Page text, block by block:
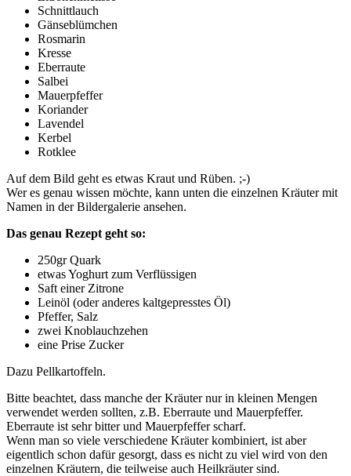
Schnittlauch
Gänseblümchen
Rosmarin
Kresse
Eberraute
Salbei
Mauerpfeffer
Koriander
Lavendel
Kerbel
Rotklee
Auf dem Bild geht es etwas Kraut und Rüben. ;-)
Wer es genau wissen möchte, kann unten die einzelnen Kräuter mit
Namen in der Bildergalerie ansehen.
Das genau Rezept geht so:
250gr Quark
etwas Yoghurt zum Verflüssigen
Saft einer Zitrone
Leinöl (oder anderes kaltgepresstes Öl)
Pfeffer, Salz
zwei Knoblauchzehen
eine Prise Zucker
Dazu Pellkartoffeln.
Bitte beachtet, dass manche der Kräuter nur in kleinen Mengen
verwendet werden sollten, z.B. Eberraute und Mauerpfeffer.
Eberraute ist sehr bitter und Mauerpfeffer scharf.
Wenn man so viele verschiedene Kräuter kombiniert, ist aber
eigentlich schon dafür gesorgt, dass es nicht zu viel wird von den
einzelnen Kräutern, die teilweise auch Heilkräuter sind.